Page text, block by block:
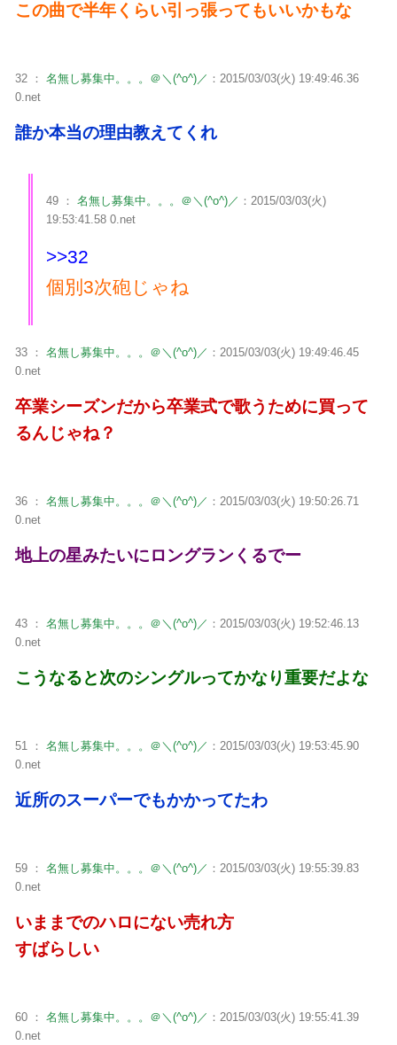
この曲で半年くらい引っ張ってもいいかもな
32 ： 名無し募集中。。。＠＼(^o^)／ ：2015/03/03(火) 19:49:46.36
0.net
誰か本当の理由教えてくれ
49 ： 名無し募集中。。。＠＼(^o^)／ ：2015/03/03(火)
19:53:41.58 0.net
>>32
個別3次砲じゃね
33 ： 名無し募集中。。。＠＼(^o^)／ ：2015/03/03(火) 19:49:46.45
0.net
卒業シーズンだから卒業式で歌うために買って
るんじゃね？
36 ： 名無し募集中。。。＠＼(^o^)／ ：2015/03/03(火) 19:50:26.71
0.net
地上の星みたいにロングランくるでー
43 ： 名無し募集中。。。＠＼(^o^)／ ：2015/03/03(火) 19:52:46.13
0.net
こうなると次のシングルってかなり重要だよな
51 ： 名無し募集中。。。＠＼(^o^)／ ：2015/03/03(火) 19:53:45.90
0.net
近所のスーパーでもかかってたわ
59 ： 名無し募集中。。。＠＼(^o^)／ ：2015/03/03(火) 19:55:39.83
0.net
いままでのハロにない売れ方
すばらしい
60 ： 名無し募集中。。。＠＼(^o^)／ ：2015/03/03(火) 19:55:41.39
0.net